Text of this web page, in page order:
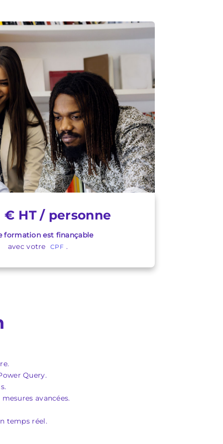
€ HT / personne
formation est finançable
avec votre
CPF .
Query.
avancées.
temps réel.